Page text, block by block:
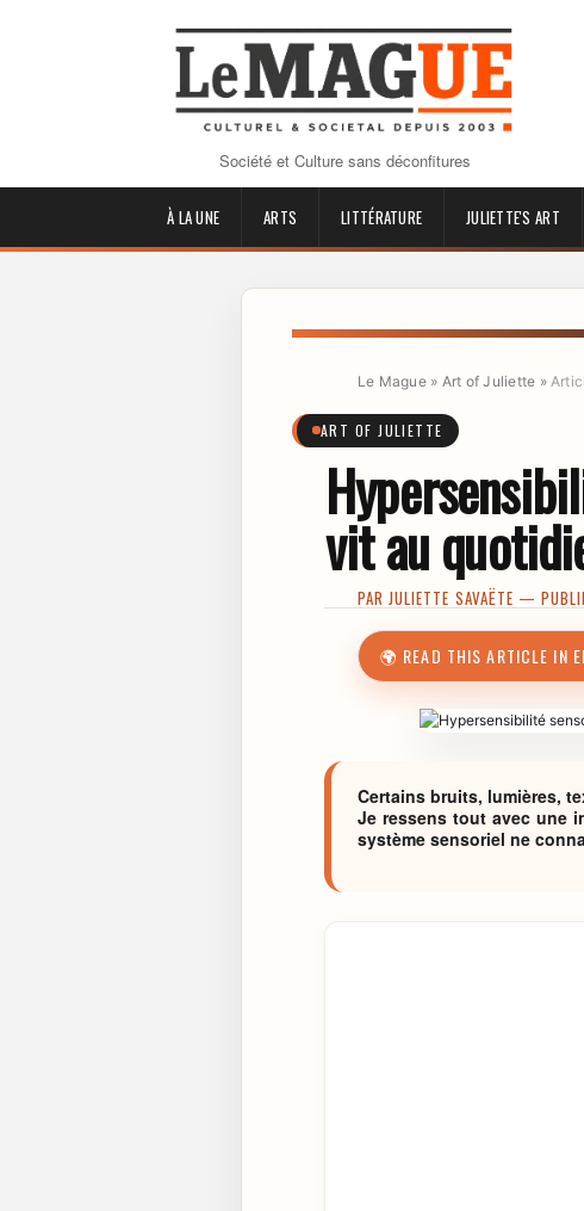
Société et Culture sans déconfitures
À LA UNE ARTS LITTÉRATURE JULIETTE'S ART
Le Mague» Art of Juliette »
ART OF JULIETTE
vit au
PARJULIETTE SAVAËTE —
🌍 READ THIS ARTICLE IN
Certains bruits, lumières,
Je ressens tout avec une
système sensoriel ne